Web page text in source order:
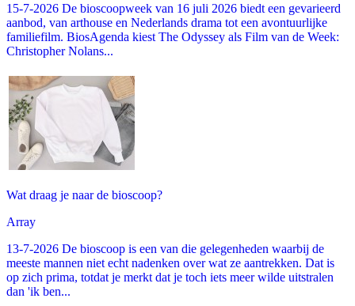
15-7-2026 De bioscoopweek van 16 juli 2026 biedt een gevarieerd
aanbod, van arthouse en Nederlands drama tot een avontuurlijke
familiefilm. BiosAgenda kiest The Odyssey als Film van de Week:
Christopher Nolans...
Wat draag je naar de bioscoop?
Array
13-7-2026 De bioscoop is een van die gelegenheden waarbij de
meeste mannen niet echt nadenken over wat ze aantrekken. Dat is
op zich prima, totdat je merkt dat je toch iets meer wilde uitstralen
dan 'ik ben...